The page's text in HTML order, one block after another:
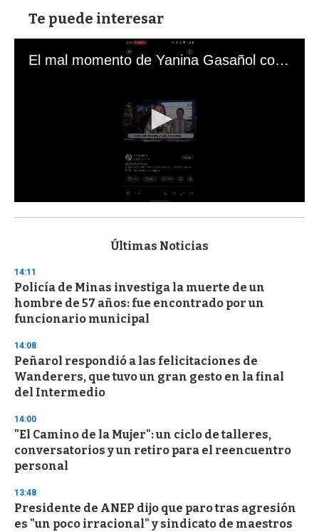
Te puede interesar
El mal momento de Yanina Gasañol con un hincha argentino en "Subrayado"
s
d
s
o
f
3
s
e
c
o
n
s
Últimas Noticias
14:11
Policía de Minas investiga la muerte de un
hombre de 57 años: fue encontrado por un
funcionario municipal
14:08
Peñarol respondió a las felicitaciones de
Wanderers, que tuvo un gran gesto en la final
del Intermedio
14:00
"El Camino de la Mujer": un ciclo de talleres,
conversatorios y un retiro para el reencuentro
personal
13:48
Presidente de ANEP dijo que paro tras agresión
es "un poco irracional" y sindicato de maestros